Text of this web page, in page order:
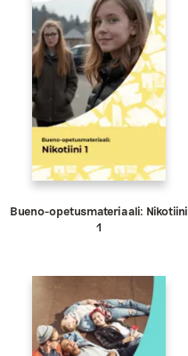
Bueno-opetusmateriaali: Nikotiini
1